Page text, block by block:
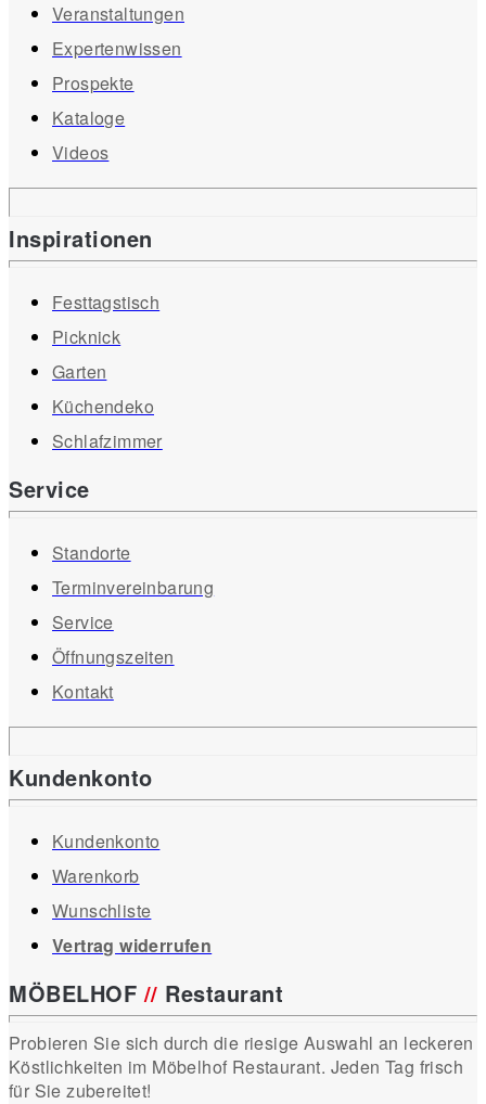
Veranstaltungen
Expertenwissen
Prospekte
Kataloge
Videos
Inspirationen
Festtagstisch
Picknick
Garten
Küchendeko
Schlafzimmer
Service
Standorte
Terminvereinbarung
Service
Öffnungszeiten
Kontakt
Kundenkonto
Kundenkonto
Warenkorb
Wunschliste
Vertrag widerrufen
MÖBELHOF// Restaurant
Probieren Sie sich durch die riesige Auswahl an leckeren
Köstlichkeiten im Möbelhof Restaurant. Jeden Tag frisch
für Sie zubereitet!